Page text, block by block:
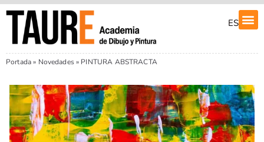
ES
Portada» Novedades» PINTURA ABSTRACTA